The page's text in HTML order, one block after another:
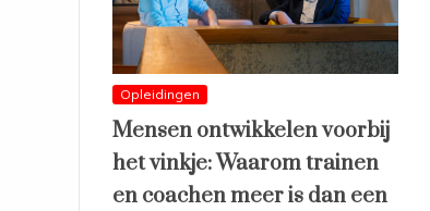
Opleidingen
Mensen ontwikkelen voorbij
het vinkje: Waarom trainen
en coachen meer is dan een